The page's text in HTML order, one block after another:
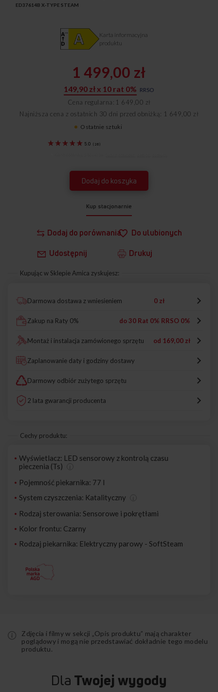
ED37614B X-TYPE STEAM
Dodaj do porównania Do ulubionych
Udostępnij Drukuj
5.0 ( 26)
1 499,00 zł
149,90 zł x 10 rat 0% RRSO
Cena regularna
1 649,00 zł
Najniższa cena z ostatnich 30 dni przed obniżką: 1 649,00 zł
Karta informacyjna
produktu
Ostatnie sztuki
Dodaj do koszyka
Kup stacjonarnie
Kupując w Sklepie Amica zyskujesz:
Darmowa dostawa z wniesieniem 0 zł
Zakup na Raty 0% do 30 Rat 0% RRSO 0%
Montaż i instalacja zamówionego sprzętu od 169,00 zł
Zaplanowanie daty i godziny dostawy
Darmowy odbiór zużytego sprzętu
2 lata gwarancji producenta
Cechy produktu:
Wyświetlacz: LED sensorowy z kontrolą czasu
pieczenia (Ts)
Pojemność piekarnika: 77 l
System czyszczenia: Katalityczny
Rodzaj sterowania: Sensorowe i pokrętłami
Kolor frontu: Czarny
Rodzaj piekarnika: Elektryczny parowy - SoftSteam
Zdjęcia i filmy w sekcji „Opis produktu” mają charakter
poglądowy i mogą nie przedstawiać dokładnie tego modelu
produktu.
Dla Twojej wygody